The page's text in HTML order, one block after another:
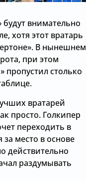
будут внимательно
хотя этот вратарь
В нынешнем
при этом
пропустил столько
вратарей
просто. Голкипер
переходить в
за место в основе
действительно
раздумывать